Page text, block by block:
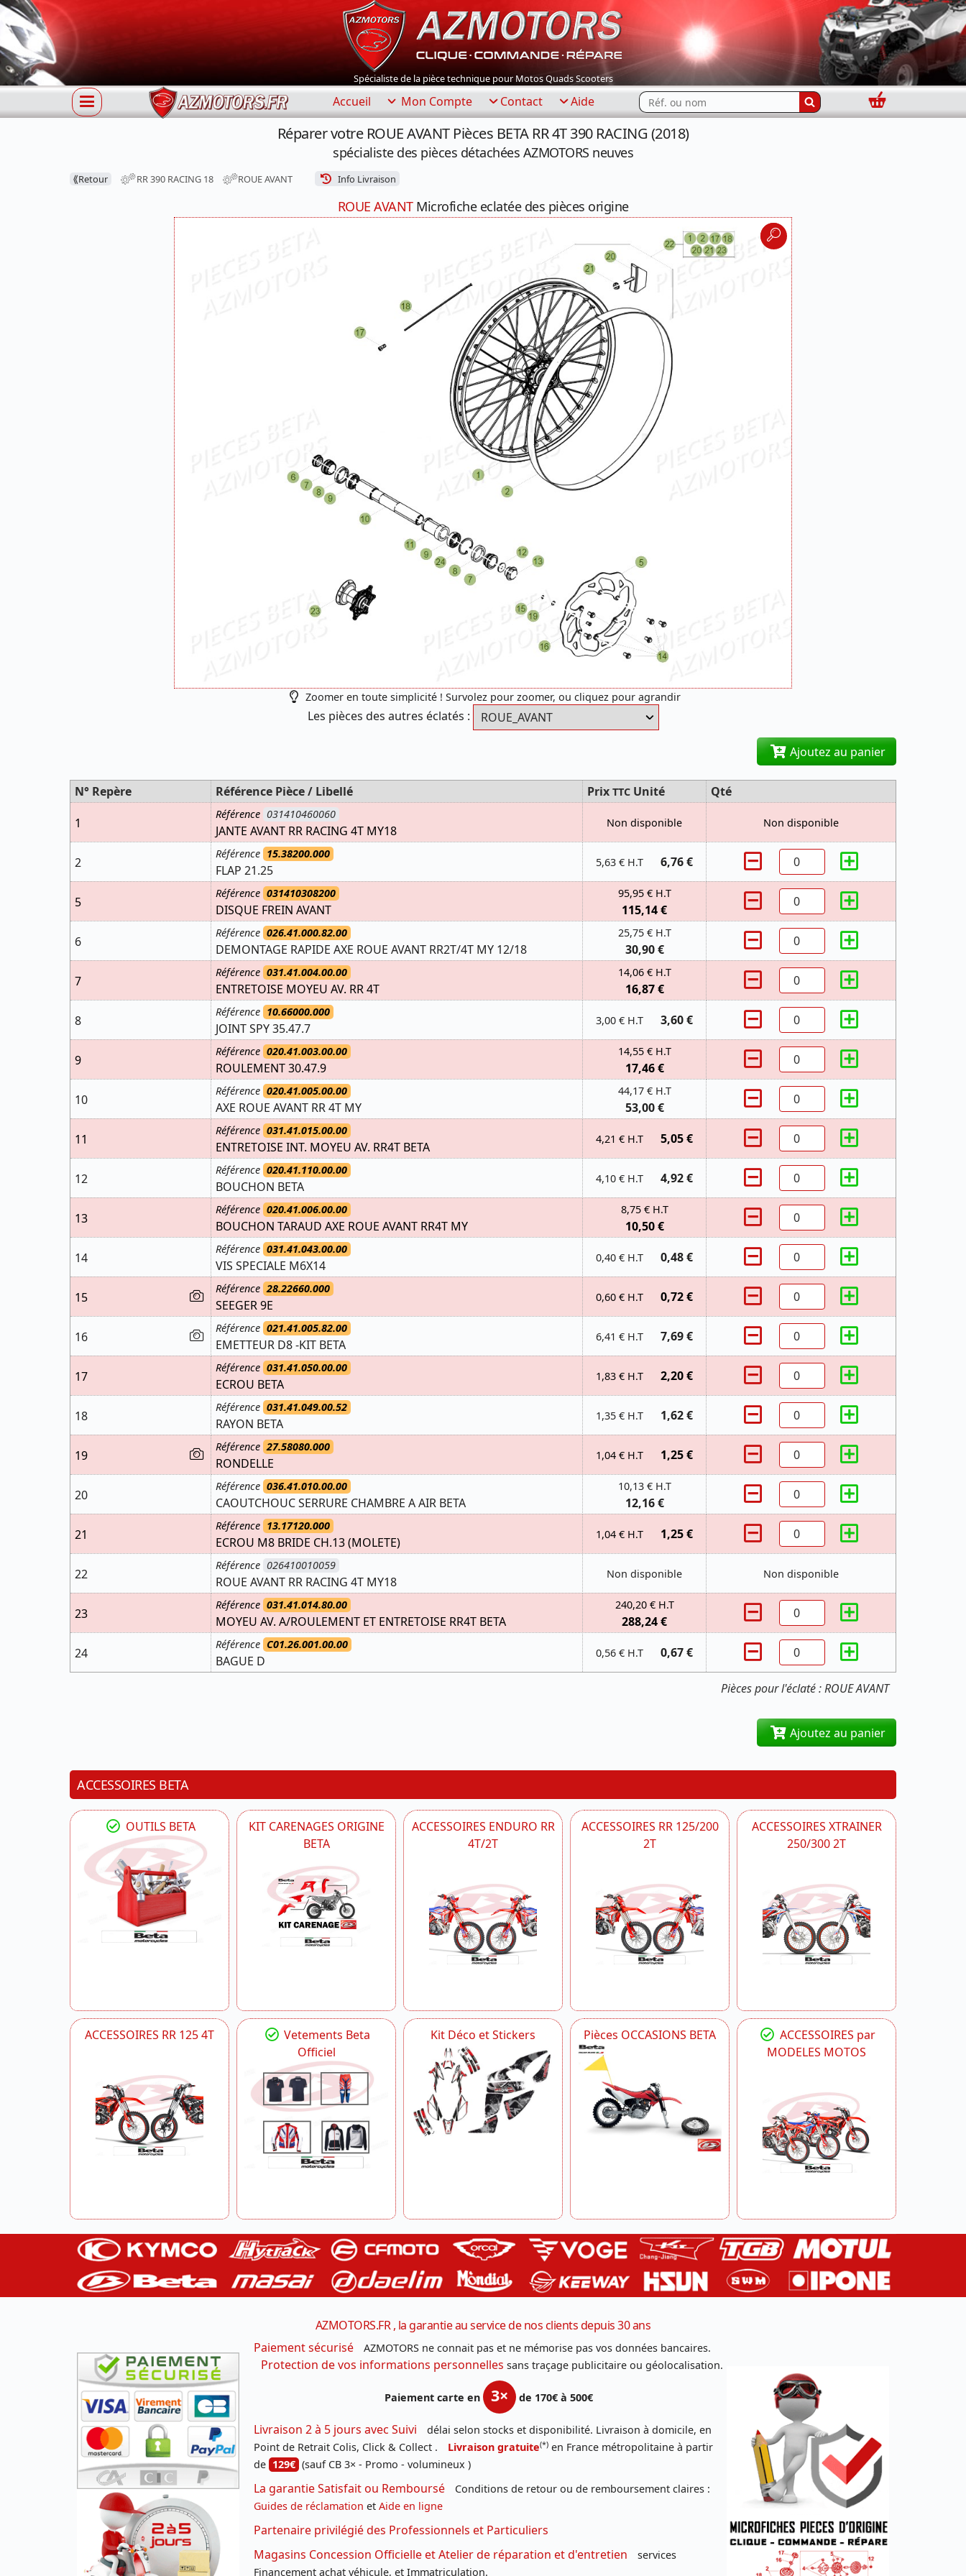
Spécialiste de la pièce technique pour Motos Quads Scooters
Accueil Mon Compte Contact Aide Rechercher...
Panier
Réparer votre ROUE AVANT Pièces BETA RR 4T 390 RACING (2018)
spécialiste des pièces détachées AZMOTORS neuves
⟪Retour RR 390 RACING 18 ROUE AVANT Info Livraison
ROUE AVANTMicrofiche eclatée des pièces origine
Zoomer en toute simplicité ! Survolez pour zoomer, ou cliquez pour agrandir
Les pièces des autres éclatés :
Ajoutez au panier
Pièces pour l'éclaté : ROUE AVANT
N° Repère Référence Pièce / Libellé Prix TTC Unité
Qté
1
Référence 031410460060
JANTE AVANT RR RACING 4T MY18
Non disponible Non disponible
2
Référence 15.38200.000
FLAP 21.25
5,63 € H.T 6,76 €
5
Référence 031410308200
DISQUE FREIN AVANT
95,95 € H.T
115,14 €
6
Référence 026.41.000.82.00
DEMONTAGE RAPIDE AXE ROUE AVANT RR2T/4T MY 12/18
25,75 € H.T
30,90 €
7
Référence 031.41.004.00.00
ENTRETOISE MOYEU AV. RR 4T
14,06 € H.T
16,87 €
8
Référence 10.66000.000
JOINT SPY 35.47.7
3,00 € H.T 3,60 €
9
Référence 020.41.003.00.00
ROULEMENT 30.47.9
14,55 € H.T
17,46 €
10
Référence 020.41.005.00.00
AXE ROUE AVANT RR 4T MY
44,17 € H.T
53,00 €
11
Référence 031.41.015.00.00
ENTRETOISE INT. MOYEU AV. RR4T BETA
4,21 € H.T 5,05 €
12
Référence 020.41.110.00.00
BOUCHON BETA
4,10 € H.T 4,92 €
13
Référence 020.41.006.00.00
BOUCHON TARAUD AXE ROUE AVANT RR4T MY
8,75 € H.T
10,50 €
14
Référence 031.41.043.00.00
VIS SPECIALE M6X14
0,40 € H.T 0,48 €
15
Référence 28.22660.000
SEEGER 9E
0,60 € H.T 0,72 €
16
Référence 021.41.005.82.00
EMETTEUR D8 -KIT BETA
6,41 € H.T 7,69 €
17
Référence 031.41.050.00.00
ECROU BETA
1,83 € H.T 2,20 €
18
Référence 031.41.049.00.52
RAYON BETA
1,35 € H.T 1,62 €
19
Référence 27.58080.000
RONDELLE
1,04 € H.T 1,25 €
20
Référence 036.41.010.00.00
CAOUTCHOUC SERRURE CHAMBRE A AIR BETA
10,13 € H.T
12,16 €
21
Référence 13.17120.000
ECROU M8 BRIDE CH.13 (MOLETE)
1,04 € H.T 1,25 €
22
Référence 026410010059
ROUE AVANT RR RACING 4T MY18
Non disponible Non disponible
23
Référence 031.41.014.80.00
MOYEU AV. A/ROULEMENT ET ENTRETOISE RR4T BETA
240,20 € H.T
288,24 €
24
Référence C01.26.001.00.00
BAGUE D
0,56 € H.T 0,67 €
Ajoutez au panier
ACCESSOIRES BETA
OUTILS BETA
KIT CARENAGES ORIGINE
BETA
ACCESSOIRES ENDURO RR
4T/2T
ACCESSOIRES RR 125/200
2T
ACCESSOIRES XTRAINER
250/300 2T
ACCESSOIRES RR 125 4T
Vetements Beta
Officiel
Kit Déco et Stickers Pièces OCCASIONS BETA
ACCESSOIRES par
MODELES MOTOS
AZMOTORS.FR , la garantie au service de nos clients depuis 30 ans
Paiement sécurisé
AZMOTORS ne connait pas et ne mémorise pas vos données bancaires.
Protection de vos informations personnelles sans traçage publicitaire ou géolocalisation.
Paiement carte en 3× de 170€ à 500€
Livraison 2 à 5 jours avec Suivi
délai selon stocks et disponibilité. Livraison à domicile, en
Point de Retrait Colis, Click & Collect .
Livraison gratuite(*) en France métropolitaine à partir
de 129€ (sauf CB 3× - Promo - volumineux )
La garantie Satisfait ou Remboursé
Conditions de retour ou de remboursement claires :
Guides de réclamation et Aide en ligne
Partenaire privilégié des Professionnels et Particuliers
Magasins Concession Officielle et Atelier de réparation et d'entretien
services
Financement achat véhicule, et Immatriculation.